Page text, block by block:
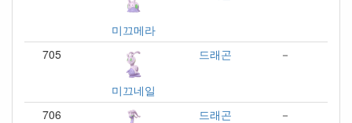
미끄메라
705
미끄네일
드래곤 －
706 드래곤 －